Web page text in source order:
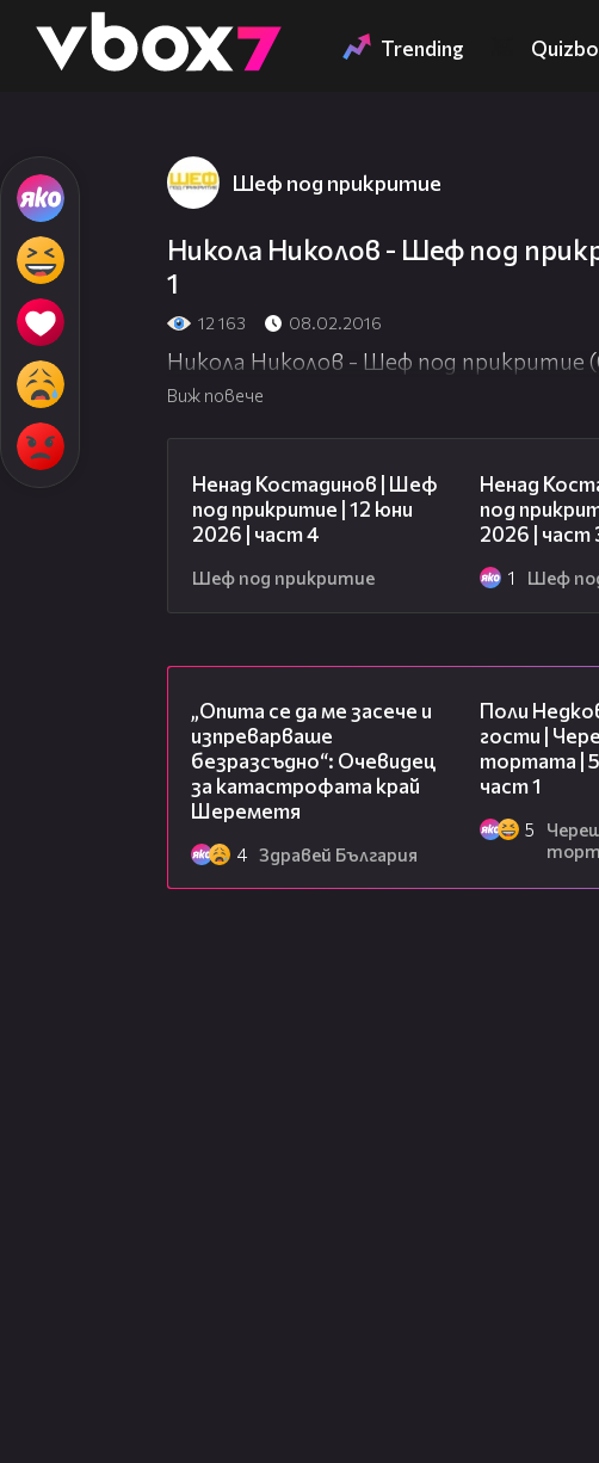
👾 Trending
Шеф под прикритие
Никола Николов - Шеф под
1
12 163 08.02.2016
Никола Николов - Шеф под прикритие
Виж повече
Ненад Костадинов | Шеф
под прикритие | 12 юни
2026 | част 4
Шеф под прикритие
Ненад
под
2026 | част
1 Шеф
„Опита се да ме засече и
изпреварваше
безразсъдно“: Очевидец
за катастрофата край
Шереметя
4 Здравей България
Поли
гости |
тортата | 5
част 1
5